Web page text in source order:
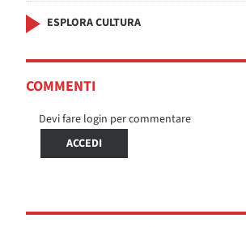
ESPLORA CULTURA
COMMENTI
Devi fare login per commentare
ACCEDI